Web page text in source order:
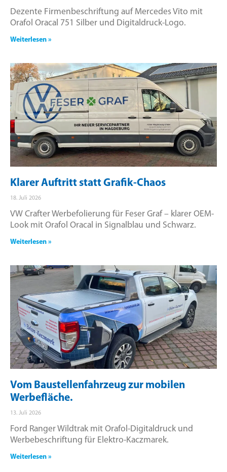
Dezente Firmenbeschriftung auf Mercedes Vito mit
Orafol Oracal 751 Silber und Digitaldruck-Logo.
Weiterlesen »
Klarer Auftritt statt Grafik-Chaos
18. Juli 2026
VW Crafter Werbefolierung für Feser Graf – klarer OEM-
Look mit Orafol Oracal in Signalblau und Schwarz.
Weiterlesen »
Vom Baustellenfahrzeug zur mobilen
Werbefläche.
13. Juli 2026
Ford Ranger Wildtrak mit Orafol-Digitaldruck und
Werbebeschriftung für Elektro-Kaczmarek.
Weiterlesen »